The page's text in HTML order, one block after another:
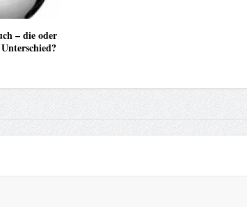
– die oder